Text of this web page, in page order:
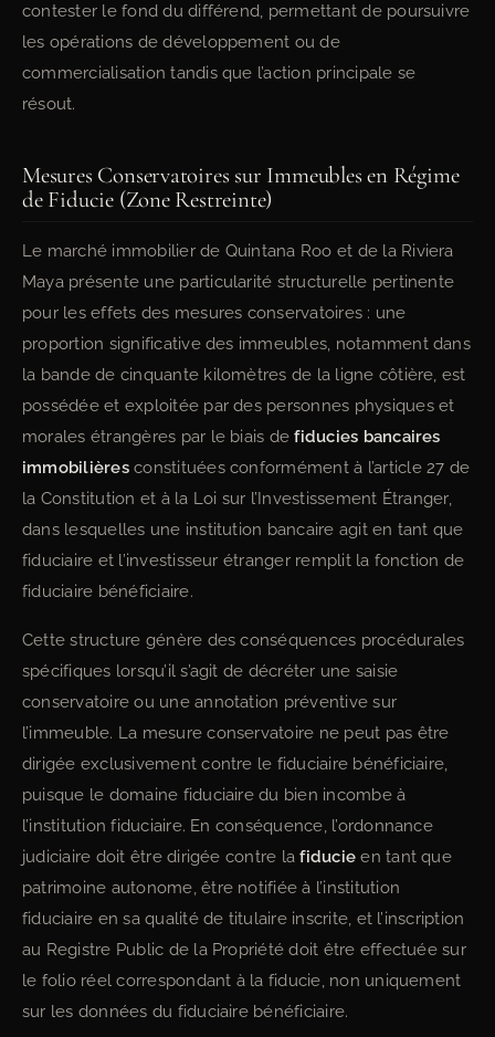
contester le fond du différend, permettant de poursuivre
les opérations de développement ou de
commercialisation tandis que l’action principale se
résout.
Mesures Conservatoires sur Immeubles en Régime
de Fiducie (Zone Restreinte)
Le marché immobilier de Quintana Roo et de la Riviera
Maya présente une particularité structurelle pertinente
pour les effets des mesures conservatoires : une
proportion significative des immeubles, notamment dans
la bande de cinquante kilomètres de la ligne côtière, est
possédée et exploitée par des personnes physiques et
morales étrangères par le biais defiducies bancaires
immobilièresconstituées conformément à l’article 27 de
la Constitution et à la Loi sur l’Investissement Étranger,
dans lesquelles une institution bancaire agit en tant que
fiduciaire et l’investisseur étranger remplit la fonction de
fiduciaire bénéficiaire.
Cette structure génère des conséquences procédurales
spécifiques lorsqu’il s’agit de décréter une saisie
conservatoire ou une annotation préventive sur
l’immeuble. La mesure conservatoire ne peut pas être
dirigée exclusivement contre le fiduciaire bénéficiaire,
puisque le domaine fiduciaire du bien incombe à
l’institution fiduciaire. En conséquence, l’ordonnance
judiciaire doit être dirigée contre lafiducie en tant que
patrimoine autonome, être notifiée à l’institution
fiduciaire en sa qualité de titulaire inscrite, et l’inscription
au Registre Public de la Propriété doit être effectuée sur
le folio réel correspondant à la fiducie, non uniquement
sur les données du fiduciaire bénéficiaire.